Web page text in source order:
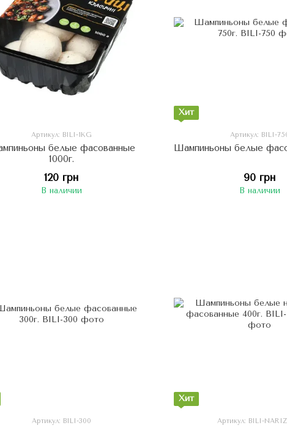
Артикул: BILI-1KG
белые фасованные
1000г.
120 грн
В наличии
Хит
Артикул: BILI-
Шампиньоны белые
90 грн
В наличии
Артикул: BILI-300
Хит
Артикул: BILI-